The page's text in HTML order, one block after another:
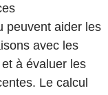
peuvent aider les
avec les
à évaluer les
Le calcul